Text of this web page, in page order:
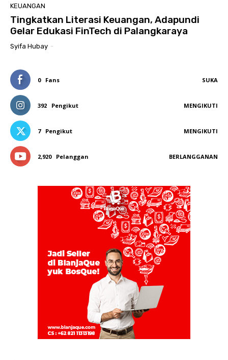
KEUANGAN
Tingkatkan Literasi Keuangan, Adapundi
Gelar Edukasi FinTech di Palangkaraya
Syifa Hubay -
0 Fans SUKA
392 Pengikut MENGIKUTI
7 Pengikut MENGIKUTI
2,920 Pelanggan BERLANGGANAN